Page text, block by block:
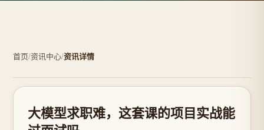
首页/资讯中心/资讯详情
大模型求职难，这套课的项目实战能